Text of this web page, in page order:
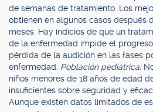
de semanas de tratamiento. Los
obtienen en algunos casos después
meses. Hay indicios de que un
de la enfermedad impide el
pérdida de la audición en las fases
enfermedad. Población pediátrica:
niños menores de 18 años de edad
insuficientes sobre seguridad y
Aunque existen datos limitados de